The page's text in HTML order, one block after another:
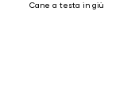
Cane a testa in giù